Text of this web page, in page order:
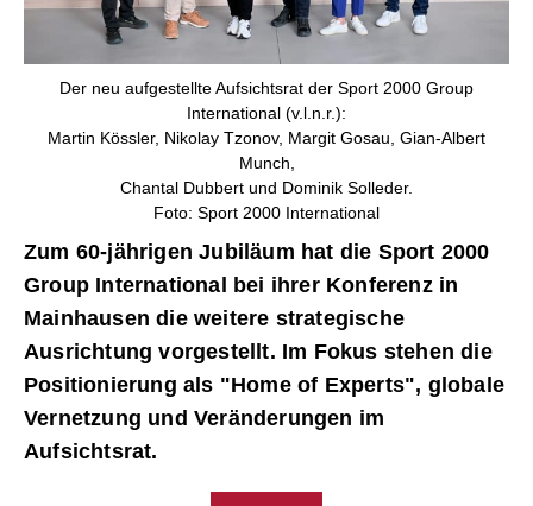
Der neu aufgestellte Aufsichtsrat der Sport 2000 Group
International (v.l.n.r.):
Martin Kössler, Nikolay Tzonov, Margit Gosau, Gian-Albert
Munch,
Chantal Dubbert und Dominik Solleder.
Foto: Sport 2000 International
Zum 60-jährigen Jubiläum hat die Sport 2000
Group International bei ihrer Konferenz in
Mainhausen die weitere strategische
Ausrichtung vorgestellt. Im Fokus stehen die
Positionierung als "Home of Experts", globale
Vernetzung und Veränderungen im
Aufsichtsrat.